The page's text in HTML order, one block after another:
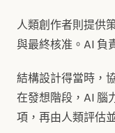
人類創作者則提供
與最終核准。AI 負
結構設計得當時，
在發想階段，AI 腦
項，再由人類評估